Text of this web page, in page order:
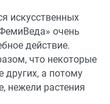
искусственных
очень
действие.
что некоторые
других, а потому
нежели растения